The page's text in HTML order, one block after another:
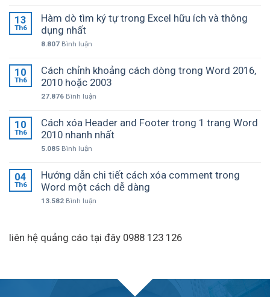
13
Th6
Hàm dò tìm ký tự trong Excel hữu ích và thông
dụng nhất
8.807 Bình luận
10
Th6
Cách chỉnh khoảng cách dòng trong Word 2016,
2010 hoặc 2003
27.876 Bình luận
10
Th6
Cách xóa Header and Footer trong 1 trang Word
2010 nhanh nhất
5.085 Bình luận
04
Th6
Hướng dẫn chi tiết cách xóa comment trong
Word một cách dễ dàng
13.582 Bình luận
liên hệ quảng cáo tại đây 0988 123 126